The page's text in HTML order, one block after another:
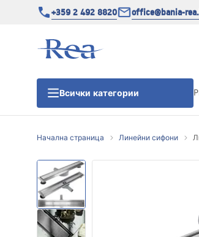
+359 2 492 8820 office@bania-
Всички категории
Душ кабини
Душ корита
Начална страница Линейни сифони